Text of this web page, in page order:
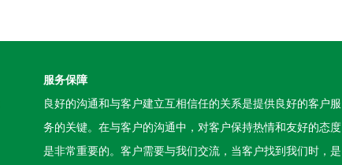
服务保障
良好的沟通和与客户建立互相信任的关系是提供良好的客户服
务的关键。在与客户的沟通中，对客户保持热情和友好的态度
是非常重要的。客户需要与我们交流，当客户找到我们时，是